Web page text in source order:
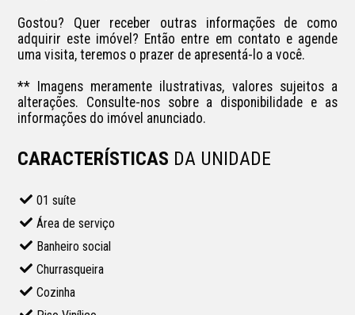
Gostou? Quer receber outras informações de como
adquirir este imóvel? Então entre em contato e agende
uma visita, teremos o prazer de apresentá-lo a você.
** Imagens meramente ilustrativas, valores sujeitos a
alterações. Consulte-nos sobre a disponibilidade e as
informações do imóvel anunciado.
CARACTERÍSTICAS DA UNIDADE
01 suíte
Área de serviço
Banheiro social
Churrasqueira
Cozinha